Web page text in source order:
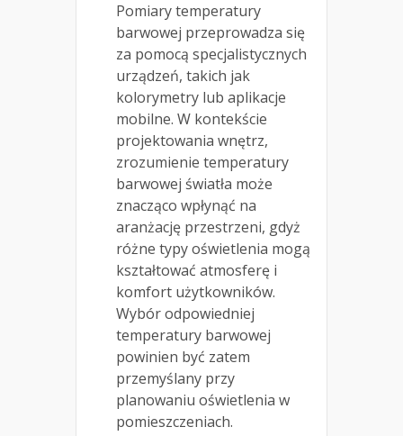
Pomiary temperatury
barwowej przeprowadza się
za pomocą specjalistycznych
urządzeń, takich jak
kolorymetry lub aplikacje
mobilne. W kontekście
projektowania wnętrz,
zrozumienie temperatury
barwowej światła może
znacząco wpłynąć na
aranżację przestrzeni, gdyż
różne typy oświetlenia mogą
kształtować atmosferę i
komfort użytkowników.
Wybór odpowiedniej
temperatury barwowej
powinien być zatem
przemyślany przy
planowaniu oświetlenia w
pomieszczeniach.